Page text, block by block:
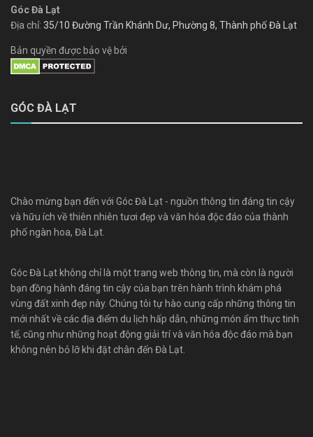
Góc Đà Lạt
Địa chỉ: 35/10 Đường Trần Khánh Dư, Phường 8, Thành phố Đà Lạt
Bản quyền được bảo vệ bởi
GÓC ĐÀ LẠT
Chào mừng bạn đến với Góc Đà Lạt - nguồn thông tin đáng tin cậy
và hữu ích về thiên nhiên tươi đẹp và văn hóa độc đáo của thành
phố ngàn hoa, Đà Lạt.
Góc Đà Lạt không chỉ là một trang web thông tin, mà còn là người
bạn đồng hành đáng tin cậy của bạn trên hành trình khám phá
vùng đất xinh đẹp này. Chúng tôi tự hào cung cấp những thông tin
mới nhất về các địa điểm du lịch hấp dẫn, những món ẩm thực tinh
tế, cũng như những hoạt động giải trí và văn hóa độc đáo mà bạn
không nên bỏ lỡ khi đặt chân đến Đà Lạt.